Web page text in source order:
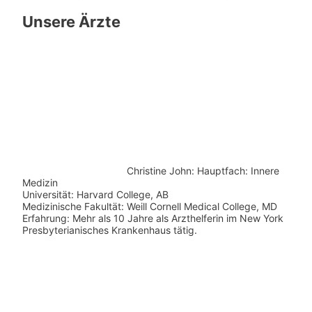
Unsere Ärzte
Christine John: Hauptfach: Innere
Medizin
Universität: Harvard College, AB
Medizinische Fakultät: Weill Cornell Medical College, MD
Erfahrung: Mehr als 10 Jahre als Arzthelferin im New York
Presbyterianisches Krankenhaus tätig.